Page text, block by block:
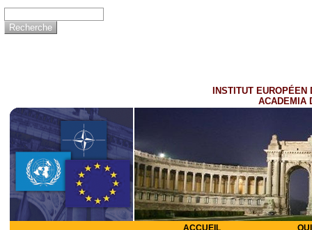
INSTITUT EUROPÉEN
ACADEMIA